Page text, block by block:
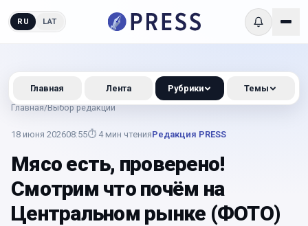
RU LAT
Главная/Выбор редакции
18 июня 202608:55⏱ 4 мин чтенияРедакция PRESS
Мясо есть, проверено!
Смотрим что почём на
Центральном рынке (ФОТО)
Главная Лента Рубрики Темы